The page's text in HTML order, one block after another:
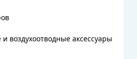
воздухоотводные аксессуары
воздухоотводные аксессуары